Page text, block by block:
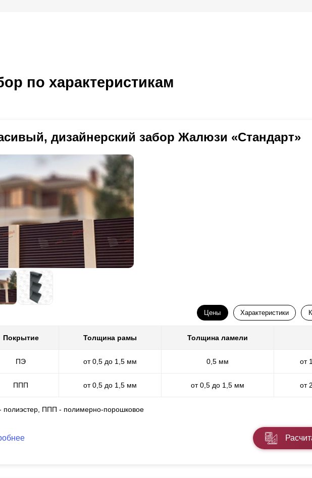
по характеристикам
дизайнерский забор Жалюзи «Стандарт»
Цены Характеристики
Покрытие Толщина рамы Толщина ламели
ПЭ от 0,5 до 1,5 мм 0,5 мм от
ППП от 0,5 до 1,5 мм от 0,5 до 1,5 мм от
полиэстер, ППП - полимерно-порошковое